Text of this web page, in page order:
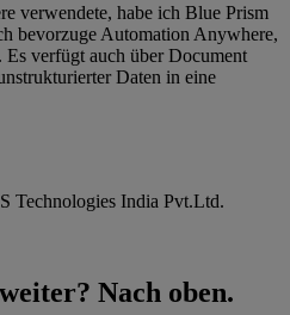
verwendete, habe ich Blue Prism
bevorzuge Automation Anywhere,
verfügt auch über Document
Daten in eine
Technologies India Pvt.Ltd.
Nach oben.